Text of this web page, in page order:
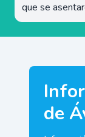
que se
de